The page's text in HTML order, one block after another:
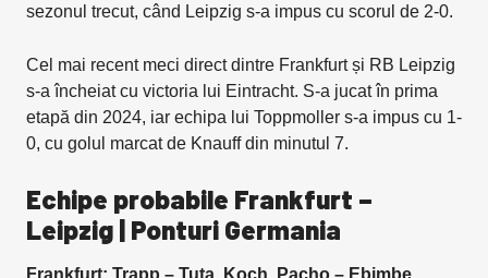
sezonul trecut, când Leipzig s-a impus cu scorul de 2-0.
Cel mai recent meci direct dintre Frankfurt și RB Leipzig
s-a încheiat cu victoria lui Eintracht. S-a jucat în prima
etapă din 2024, iar echipa lui Toppmoller s-a impus cu 1-
0, cu golul marcat de Knauff din minutul 7.
Echipe probabile Frankfurt –
Leipzig | Ponturi Germania
Frankfurt: Trapp – Tuta, Koch, Pacho – Ebimbe,